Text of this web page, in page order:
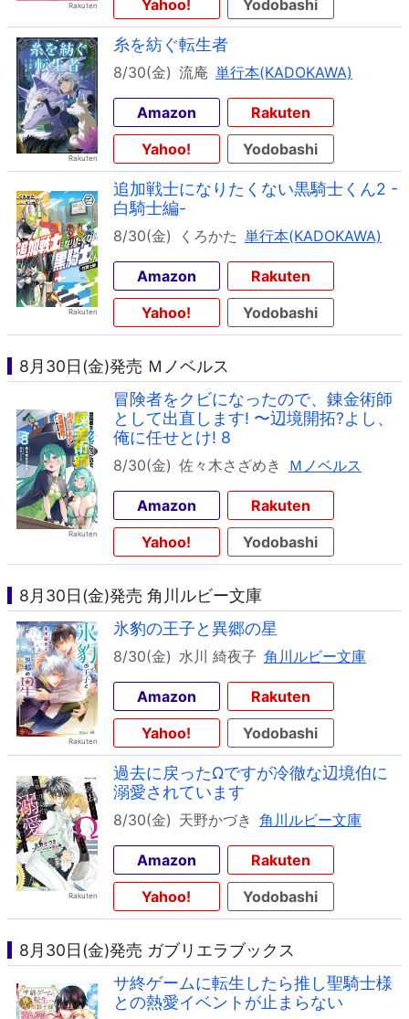
Yahoo! Yodobashi
糸を紡ぐ転生者
8/30(金) 流庵 単行本(KADOKAWA)
Amazon
Rakuten
Yahoo!
Yodobashi
追加戦士になりたくない黒騎士くん2 -
白騎士編-
8/30(金) くろかた 単行本(KADOKAWA)
Amazon
Rakuten
Yahoo!
Yodobashi
8月30日(金)発売 Ｍノベルス
冒険者をクビになったので、錬金術師
として出直します! 〜辺境開拓?よし、
俺に任せとけ! 8
8/30(金) 佐々木さざめき Ｍノベルス
Amazon
Rakuten
Yahoo!
Yodobashi
8月30日(金)発売 角川ルビー文庫
氷豹の王子と異郷の星
8/30(金) 水川 綺夜子 角川ルビー文庫
Amazon
Rakuten
Yahoo!
Yodobashi
過去に戻ったΩですが冷徹な辺境伯に
溺愛されています
8/30(金) 天野かづき 角川ルビー文庫
Amazon
Rakuten
Yahoo!
Yodobashi
8月30日(金)発売 ガブリエラブックス
サ終ゲームに転生したら推し聖騎士様
との熱愛イベントが止まらない